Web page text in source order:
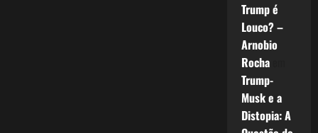
Trump é
Louco? –
Arnobio
Rochaem
Trump-
Musk e a
Distopia: A